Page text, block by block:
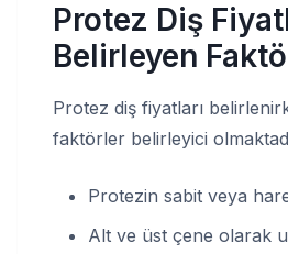
Protez Diş
Belirleyen
Protez diş fiyatları
faktörler belirleyici
Protezin sabit veya
Alt ve üst çene olarak